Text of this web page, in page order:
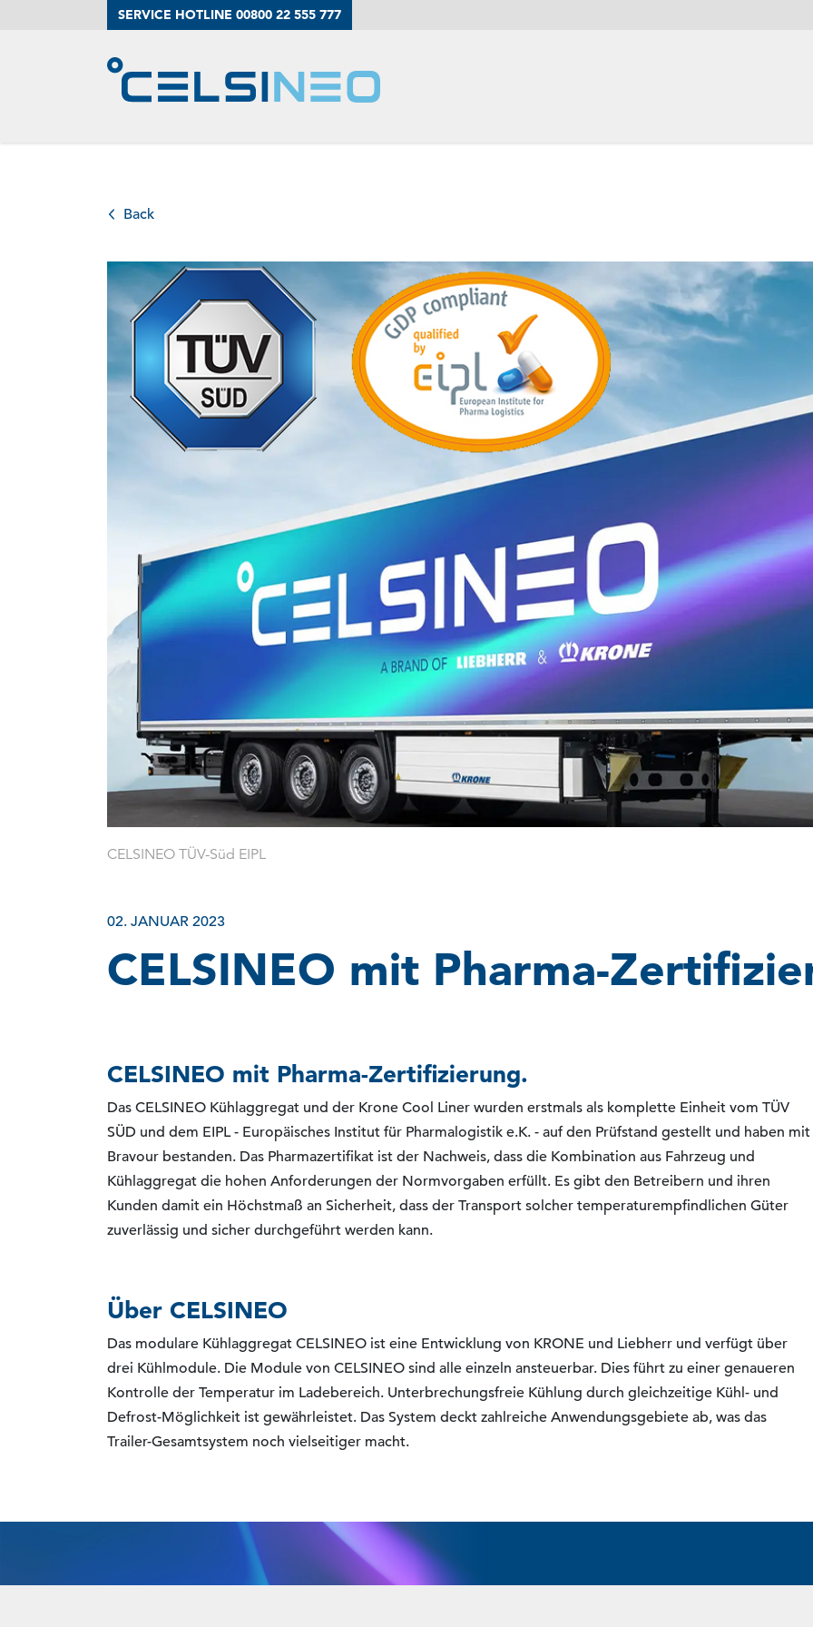
SERVICE HOTLINE 00800 22 555 777
Der Kühltrailer
Unser Service
Impulse
Ansprechpartner
Stories
Back
CELSINEO TÜV-Süd EIPL
02. JANUAR 2023
CELSINEO mit Pharma-
CELSINEO mit Pharma-Zertifizierung.
Das CELSINEO Kühlaggregat und der Krone Cool Liner wurden erstmals als komplette Einheit vom TÜV
SÜD und dem EIPL - Europäisches Institut für Pharmalogistik e.K. - auf den Prüfstand gestellt und haben mit
Bravour bestanden. Das Pharmazertifikat ist der Nachweis, dass die Kombination aus Fahrzeug und
Kühlaggregat die hohen Anforderungen der Normvorgaben erfüllt. Es gibt den Betreibern und ihren
Kunden damit ein Höchstmaß an Sicherheit, dass der Transport solcher temperaturempfindlichen Güter
zuverlässig und sicher durchgeführt werden kann.
Über CELSINEO
Das modulare Kühlaggregat CELSINEO ist eine Entwicklung von KRONE und Liebherr und verfügt über
drei Kühlmodule. Die Module von CELSINEO sind alle einzeln ansteuerbar. Dies führt zu einer genaueren
Kontrolle der Temperatur im Ladebereich. Unterbrechungsfreie Kühlung durch gleichzeitige Kühl- und
Defrost-Möglichkeit ist gewährleistet. Das System deckt zahlreiche Anwendungsgebiete ab, was das
Trailer-Gesamtsystem noch vielseitiger macht.